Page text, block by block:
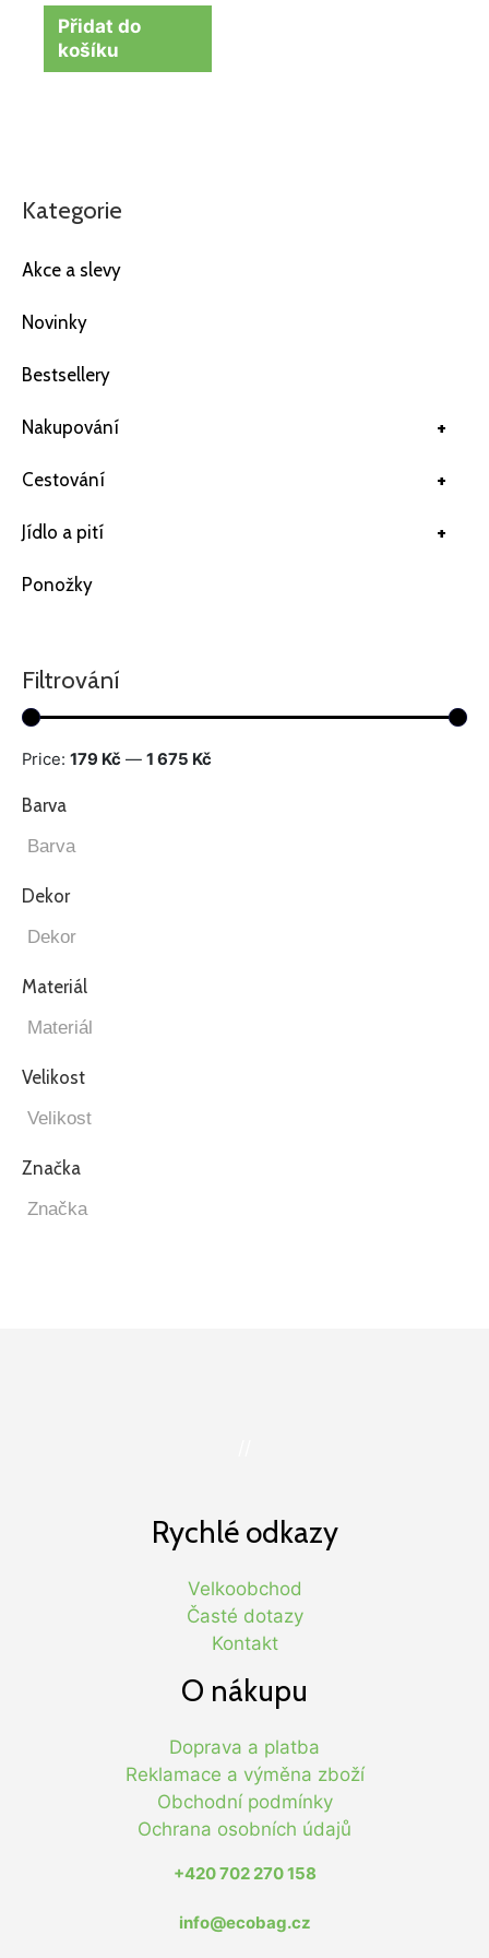
Kategorie
Akce a slevy
Novinky
Bestsellery
+
Nakupování
+
Cestování
+
Jídlo a pití
Ponožky
Filtrování
Price: 179 Kč — 1 675 Kč
Barva
Dekor
Materiál
Velikost
Značka
Přidat do
košíku
Rychlé odkazy
Velkoobchod
Časté dotazy
Kontakt
O nákupu
Doprava a platba
Reklamace a výměna zboží
Obchodní podmínky
Ochrana osobních údajů
+420 702 270 158
info@ecobag.cz